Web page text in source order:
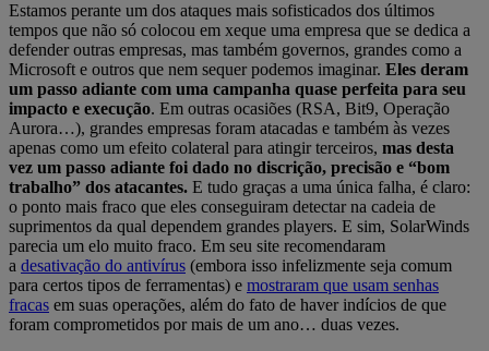
Estamos perante um dos ataques mais sofisticados dos últimos
tempos que não só colocou em xeque uma empresa que se dedica a
defender outras empresas, mas também governos, grandes como a
Microsoft e outros que nem sequer podemos imaginar. Eles deram
um passo adiante com uma campanha quase perfeita para seu
impacto e execução. Em outras ocasiões (RSA, Bit9, Operação
Aurora…), grandes empresas foram atacadas e também às vezes
apenas como um efeito colateral para atingir terceiros, mas desta
vez um passo adiante foi dado no discrição, precisão e “bom
trabalho” dos atacantes. E tudo graças a uma única falha, é claro:
o ponto mais fraco que eles conseguiram detectar na cadeia de
suprimentos da qual dependem grandes players. E sim, SolarWinds
parecia um elo muito fraco. Em seu site recomendaram
a desativação do antivírus (embora isso infelizmente seja comum
para certos tipos de ferramentas) e mostraram que usam senhas
fracas em suas operações, além do fato de haver indícios de que
foram comprometidos por mais de um ano… duas vezes.